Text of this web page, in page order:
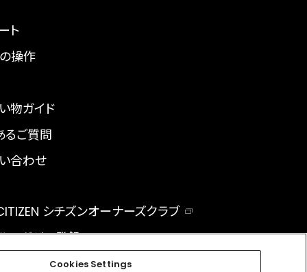
ト
操作
物ガイド
るご質問
合わせ
シチズンオーナーズクラブ
マガジン登録
Cookies Settings